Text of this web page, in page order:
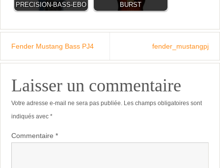
PRECISION-BASS-EBO
BURST
Fender Mustang Bass PJ4 fender_mustangpj
Laisser un commentaire
Votre adresse e-mail ne sera pas publiée. Les champs obligatoires sont
indiqués avec *
Commentaire *